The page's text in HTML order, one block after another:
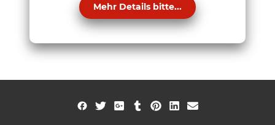
Mehr Details bitte...